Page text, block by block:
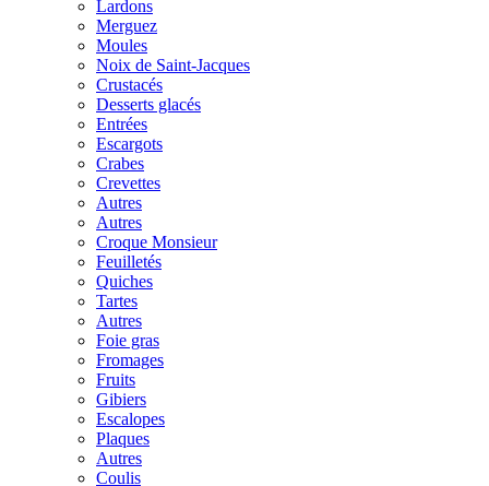
Lardons
Merguez
Moules
Noix de Saint-Jacques
Crustacés
Desserts glacés
Entrées
Escargots
Crabes
Crevettes
Autres
Autres
Croque Monsieur
Feuilletés
Quiches
Tartes
Autres
Foie gras
Fromages
Fruits
Gibiers
Escalopes
Plaques
Autres
Coulis